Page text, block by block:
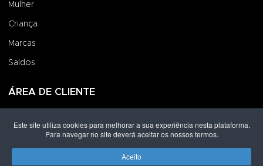
Mulher
Criança
Marcas
Saldos
ÁREA DE CLIENTE
Criar uma Conta
Este site utiliza cookies para melhorar a sua experiência nesta plataforma.
Para navegar no site deverá aceitar os nossos termos.
Aceito